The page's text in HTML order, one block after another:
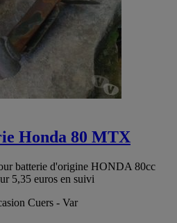
Honda 80 MTX
batterie d'origine HONDA 80cc
5,35 euros en suivi
Cuers - Var